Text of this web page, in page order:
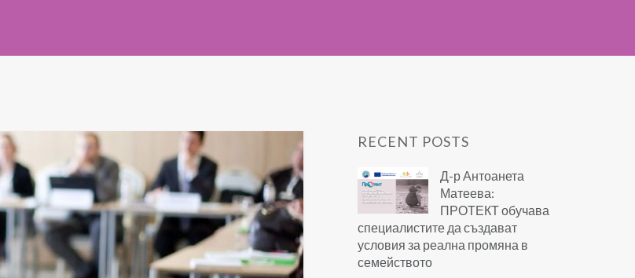
RECENT POSTS
Д-р Антоанета
Матеева:
ПРОТЕКТ обучава
специалистите да създават
условия за реална промяна в
семейството